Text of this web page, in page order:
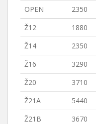
OPEN 2350
Ž12
1880
Ž14
2350
Ž16
3290
Ž20
3710
Ž21A
5440
Ž21B
3670